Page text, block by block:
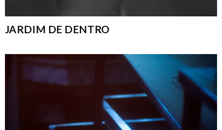
JARDIM DE DENTRO